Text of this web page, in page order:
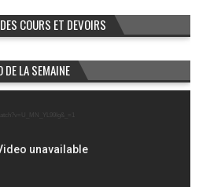
COURS ET DEVOIRS
DE LA SEMAINE